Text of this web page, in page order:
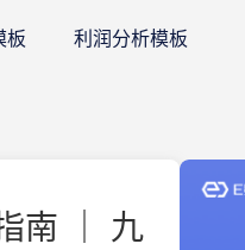
板 利润分析模板
南 ｜ 九